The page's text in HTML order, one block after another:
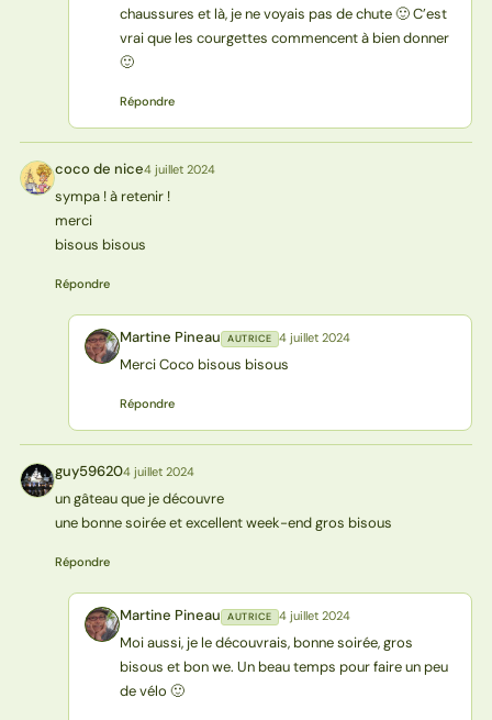
chaussures et là, je ne voyais pas de chute 🙂 C’est
vrai que les courgettes commencent à bien donner
🙂
Répondre
CN coco de nice4 juillet 2024
sympa ! à retenir !
merci
bisous bisous
Répondre
MP Martine Pineau AUTRICE 4 juillet 2024
Merci Coco bisous bisous
Répondre
G guy596204 juillet 2024
un gâteau que je découvre
une bonne soirée et excellent week-end gros bisous
Répondre
MP Martine Pineau AUTRICE 4 juillet 2024
Moi aussi, je le découvrais, bonne soirée, gros
bisous et bon we. Un beau temps pour faire un peu
de vélo 🙂